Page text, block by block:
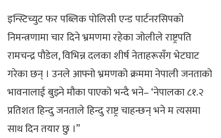
इन्स्टिच्युट फर पब्लिक पोलिसी एन्ड पार्टनरसिपको
निमन्त्रणामा चार दिने भ्रमणमा रहेका जोलीले राष्ट्रपति
रामचन्द्र पौडेल, विभिन्न दलका शीर्ष नेताहरूसँग भेटघाट
गरेका छन् । उनले आफ्नो भ्रमणको क्रममा नेपाली जनताको
भावनालाई बुझ्ने मौका पाएको भन्दै भने– ‘नेपालका ८१.२
प्रतिशत हिन्दु जनताले हिन्दु राष्ट्र चाहन्छन् भने म त्यसमा
साथ दिन तयार छु ।’’